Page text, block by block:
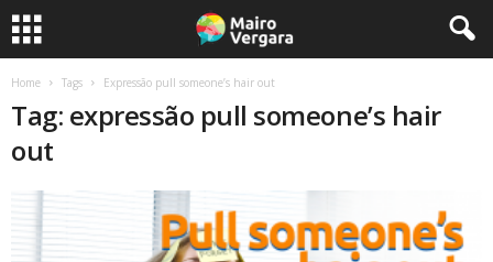
Home Tags Expressão pull someone’s hair out
Tag: expressão pull someone’s hair
out